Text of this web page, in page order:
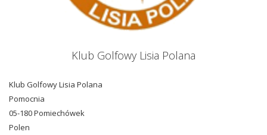
Klub Golfowy Lisia Polana
Klub Golfowy Lisia Polana
Pomocnia
05-180 Pomiechówek
Polen